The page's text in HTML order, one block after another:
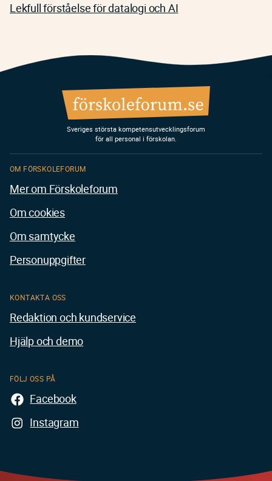
Lekfull förståelse för datalogi och AI
Sveriges största kompetensutvecklingsforum
för all personal i förskolan.
KONTAKTA OSS
Redaktion och kundservice
Hjälp och demo
FÖLJ OSS PÅ
Facebook
Instagram
OM FÖRSKOLEFORUM
Mer om Förskoleforum
Om cookies
Om samtycke
Personuppgifter